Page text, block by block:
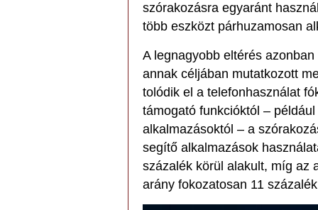
szórakozásra egyaránt
több eszközt párhuzamosan
A legnagyobb eltérés
annak céljában mutatkozott
tolódik el a telefonhasználat
támogató funkcióktól –
alkalmazásoktól – a
segítő alkalmazások
százalék körül alakult, míg az
arány fokozatosan 11